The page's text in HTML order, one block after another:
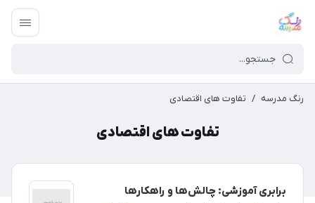
رنگ مدرسه / تفاوت های اقتصادی
تفاوت های اقتصادی
برابری آموزشی: چالش‌ها و راهکارها